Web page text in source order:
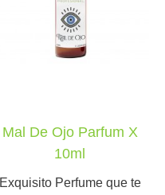
Mal De Ojo Parfum X
10ml
Exquisito Perfume que te